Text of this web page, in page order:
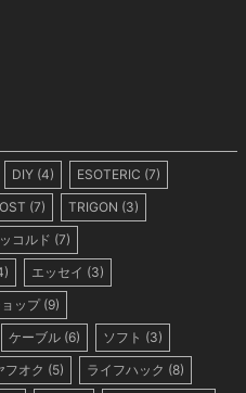
DIY (4) ESOTERIC (7)
(7) TRIGON (3)
コルド (7)
エッセイ (3)
ップ(9)
ケーブル (6) ソフト (3)
フオク (5) ライフハック (8)